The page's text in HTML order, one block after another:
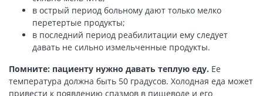
в острый период больному дают только мелко
перетертые продукты;
в последний период реабилитации ему следует
давать не сильно измельченные продукты.
Помните: пациенту нужно давать теплую еду. Ее
температура должна быть 50 градусов. Холодная еда может
привести к появлению спазмов в пищеводе и его